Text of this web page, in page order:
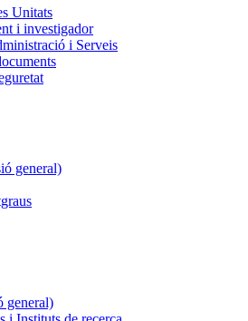
Unitats
i investigador
i Serveis
general)
general)